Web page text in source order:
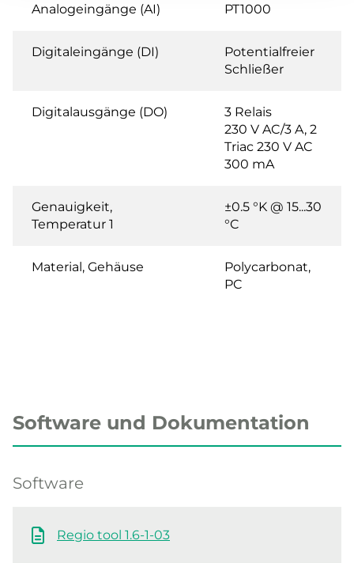
Analogeingänge (AI) PT1000
Digitaleingänge (DI)
Potentialfreier
Schließer
Digitalausgänge (DO)
3 Relais
230 V AC/3 A, 2
Triac 230 V AC
300 mA
Genauigkeit,
Temperatur 1
±0.5 °K @ 15...30
°C
Material, Gehäuse
Polycarbonat,
PC
Software und Dokumentation
Software
Regio tool 1.6-1-03